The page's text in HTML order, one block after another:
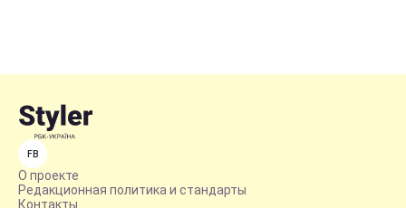
FB
О проекте
Редакционная политика и стандарты
Контакты